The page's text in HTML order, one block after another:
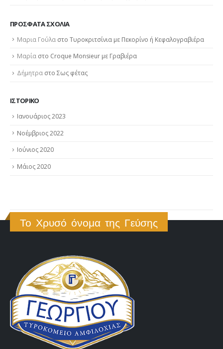
ΠΡΌΣΦΑΤΑ ΣΧΌΛΙΑ
Μαρια Γούλα στο Τυροκριτσίνια με Πεκορίνο ή Κεφαλογραβιέρα
Μαρία στο Croque Monsieur με Γραβιέρα
Δήμητρα στο Σως φέτας
ΙΣΤΟΡΙΚΌ
Ιανουάριος 2023
Νοέμβριος 2022
Ιούνιος 2020
Μάιος 2020
Το Χρυσό όνομα της Γεύσης